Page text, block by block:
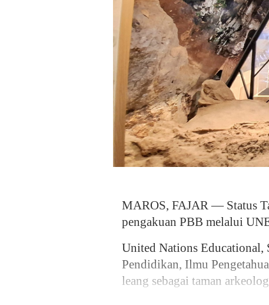
MAROS, FAJAR — Status
pengakuan PBB melalui
United Nations Educational,
Pendidikan, Ilmu
leang sebagai taman